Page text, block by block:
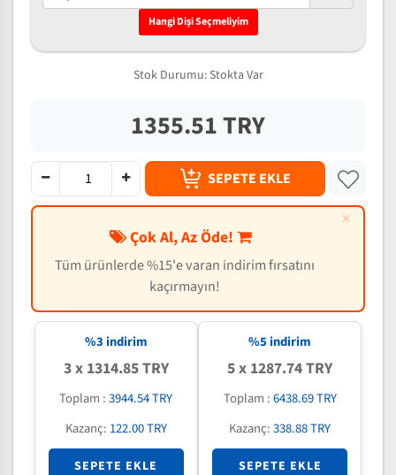
Hangi Dişi Seçmeliyim
Stok Durumu: Stokta Var
1355.51 TRY
SEPETE EKLE
×
Çok Al, Az Öde!
Tüm ürünlerde %15'e varan indirim fırsatını
kaçırmayın!
%3 indirim
3 x 1314.85 TRY
Toplam :3944.54 TRY
Kazanç: 122.00 TRY
SEPETE EKLE
%5 indirim
5 x 1287.74 TRY
Toplam :6438.69 TRY
Kazanç:338.88 TRY
SEPETE EKLE